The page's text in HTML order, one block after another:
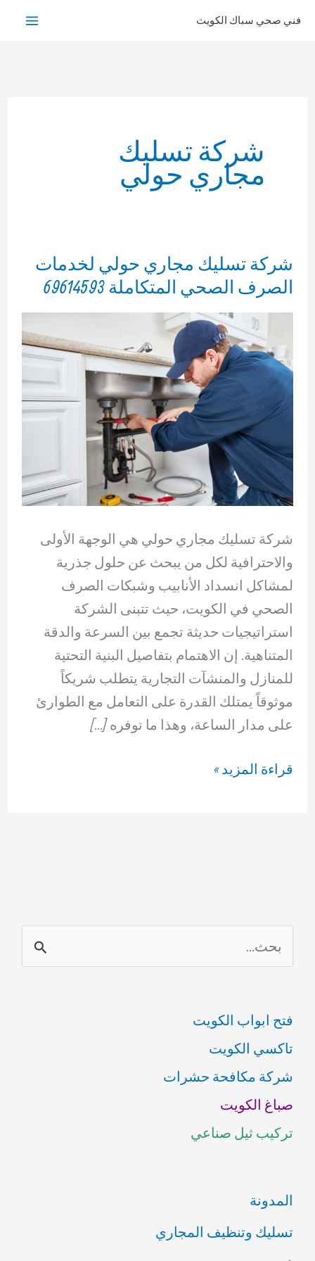
فني صحي سباك الكويت
شركة تسليك
مجاري حولي
شركة تسليك مجاري حولي لخدمات
الصرف الصحي المتكاملة 69614593
شركة تسليك مجاري حولي هي الوجهة الأولى
والاحترافية لكل من يبحث عن حلول جذرية
لمشاكل انسداد الأنابيب وشبكات الصرف
الصحي في الكويت، حيث تتبنى الشركة
استراتيجيات حديثة تجمع بين السرعة والدقة
المتناهية. إن الاهتمام بتفاصيل البنية التحتية
للمنازل والمنشآت التجارية يتطلب شريكاً
موثوقاً يمتلك القدرة على التعامل مع الطوارئ
على مدار الساعة، وهذا ما توفره […]
شركة
المتكاملة
69614593
قراءة المزيد »
ل
ح
ث
ع
ن
:
فتح ابواب الكويت
تاكسي الكويت
شركة مكافحة حشرات
صباغ الكويت
تركيب ثيل صناعي
المدونة
تسليك وتنظيف المجاري